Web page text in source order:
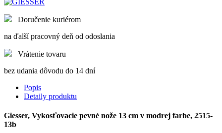
Doručenie kuriérom
na ďalší pracovný deň od odoslania
Vrátenie tovaru
bez udania dôvodu do 14 dní
Popis
Detaily produktu
Giesser, Vykosťovacie pevné nože 13 cm v modrej farbe, 2515-
13b